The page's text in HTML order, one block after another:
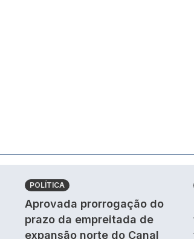
POLÍTICA
Aprovada prorrogação do
prazo da empreitada de
expansão norte do Canal